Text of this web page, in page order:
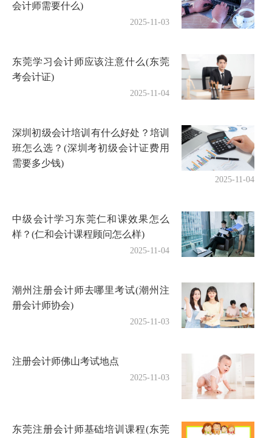
会计师需要什么)
2025-11-03
东莞学习会计师应该注意什么(东莞
考会计证)
2025-11-04
深圳初级会计培训有什么好处？培训
班怎么选？(深圳考初级会计证费用
需要多少钱)
2025-11-04
中级会计学习东莞仁和课效果怎么
样？(仁和会计课程顾问怎么样)
2025-11-04
潮州注册会计师去哪里考试(潮州注
册会计师协会)
2025-11-03
注册会计师佛山考试地点
2025-11-03
东莞注册会计师基础培训课程(东莞